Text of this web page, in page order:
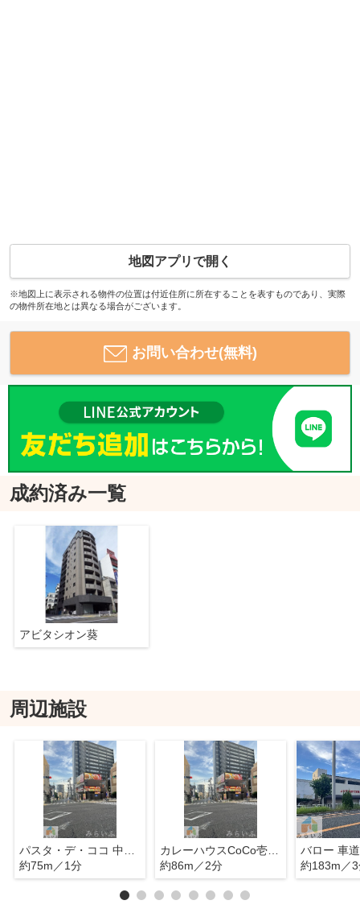
地図アプリで開く
※地図上に表示される物件の位置は付近住所に所在することを表すものであり、実際
の物件所在地とは異なる場合がございます。
お問い合わせ(無料)
成約済み一覧
アビタシオン葵
周辺施設
約75m／1分
カレーハウスCoCo壱番屋 中区新栄店
約86m／2分
バロー 車
約183m／